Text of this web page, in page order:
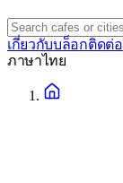
เกี่ยวกับบล็อกติดต่อ
ภาษาไทย